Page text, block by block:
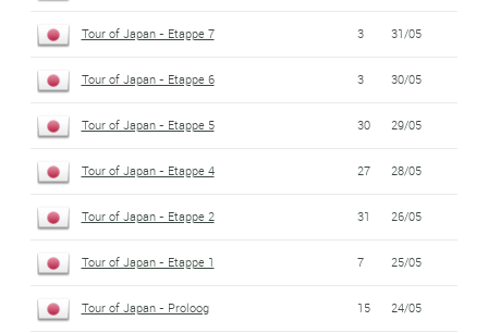
Tour of Japan - Etappe 7 3 31/05
Tour of Japan - Etappe 6 3 30/05
Tour of Japan - Etappe 5 30 29/05
Tour of Japan - Etappe 4 27 28/05
Tour of Japan - Etappe 2 31 26/05
Tour of Japan - Etappe 1 7 25/05
Tour of Japan - Proloog 15 24/05